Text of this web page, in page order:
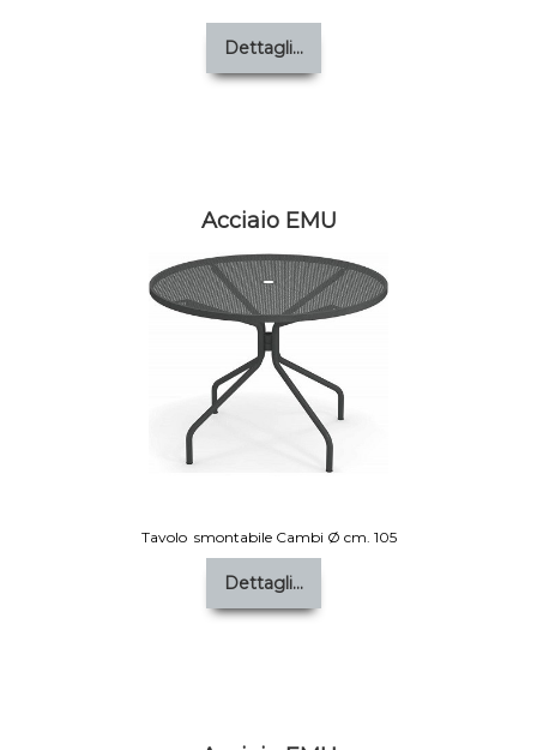
Dettagli...
Acciaio EMU
Tavolo smontabile Cambi Ø cm. 105
Dettagli...